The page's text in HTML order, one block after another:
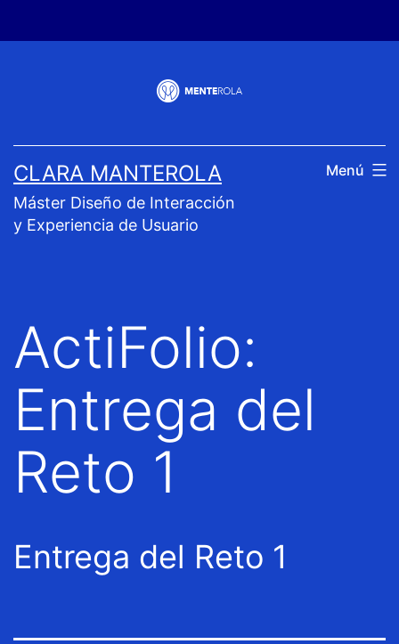
CLARA MANTEROLA
Máster Diseño de Interacción
y Experiencia de Usuario
Menú
ActiFolio:
Entrega del
Reto 1
Entrega del Reto 1